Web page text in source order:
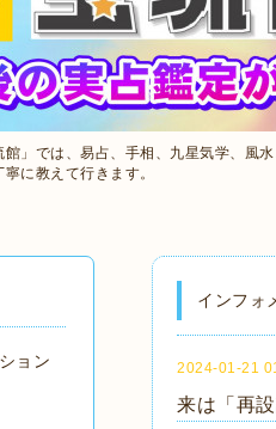
」では、易占、手相、九星気学、風
に教えて行きます。
インフォ
2024-01-21
来は「再
ョン